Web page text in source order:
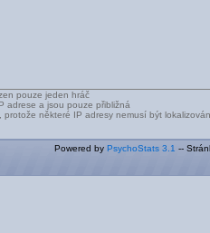
pouze jeden hráč
adrese a jsou pouze přibližná
protože některé IP adresy nemusí být
Powered by PsychoStats 3.1 --